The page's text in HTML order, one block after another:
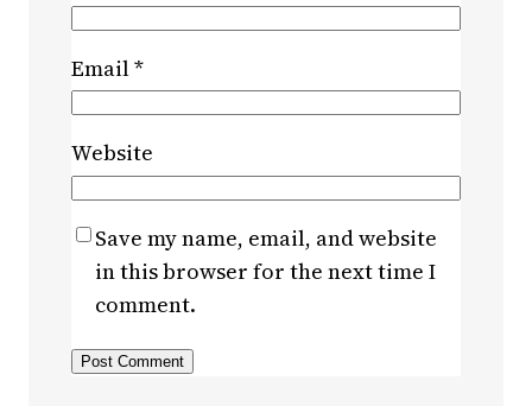
Email*
Website
Save my name, email, and website
in this browser for the next time I
comment.